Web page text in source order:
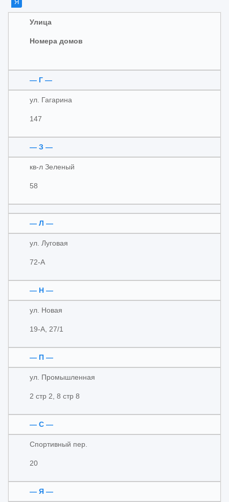
Я
Улица
Номера домов
— Г —
ул. Гагарина
147
— З —
кв-л Зеленый
58
— Л —
ул. Луговая
72-А
— Н —
ул. Новая
19-А, 27/1
— П —
ул. Промышленная
2 стр 2, 8 стр 8
— С —
Спортивный пер.
20
— Я —